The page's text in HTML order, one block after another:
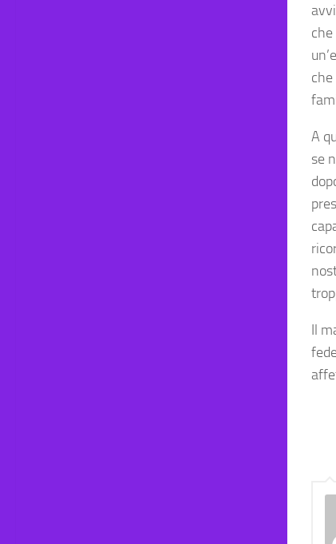
A
se
Il